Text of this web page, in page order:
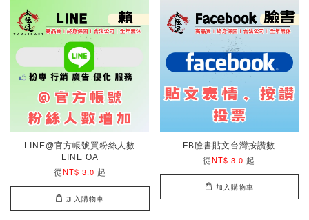
LINE@官方帳號買粉絲人數
LINE OA
從NT$ 3.0 起
加入購物車
FB臉書貼文台灣按讚數
從NT$ 3.0 起
加入購物車